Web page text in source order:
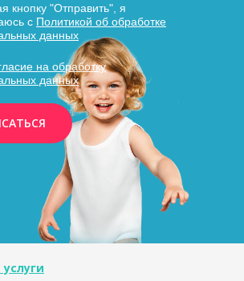
кнопку "Отправить", я
с Политикой об обработке
данных
на обработку
данных
услуги